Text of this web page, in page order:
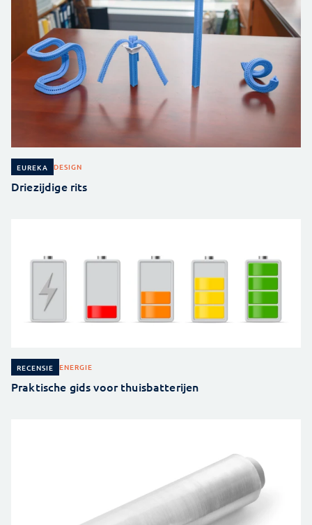
EUREKA DESIGN
Driezijdige rits
RECENSIE ENERGIE
Praktische gids voor thuisbatterijen